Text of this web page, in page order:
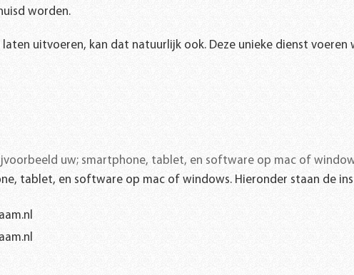
worden.
uitvoeren, kan dat natuurlijk ook. Deze unieke dienst voeren
uw; smartphone, tablet, en software op mac of
tablet, en software op mac of windows. Hieronder staan de